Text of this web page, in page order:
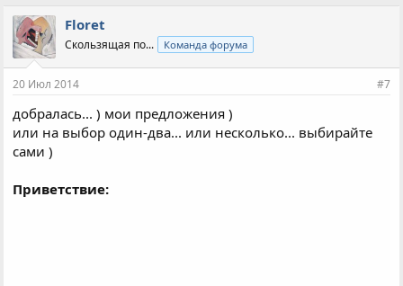
Floret
Скользящая по... Команда форума
20 Июл 2014 #7
добралась... ) мои предложения )
или на выбор один-два... или несколько... выбирайте
сами )
Приветствие: